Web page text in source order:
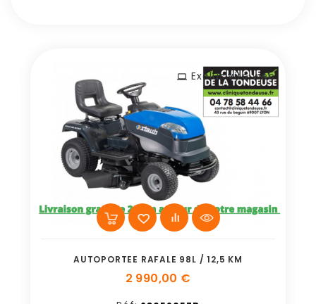
Exclusivité web
AUTOPORTEE RAFALE 98L / 12,5 KM
2 990,00 €